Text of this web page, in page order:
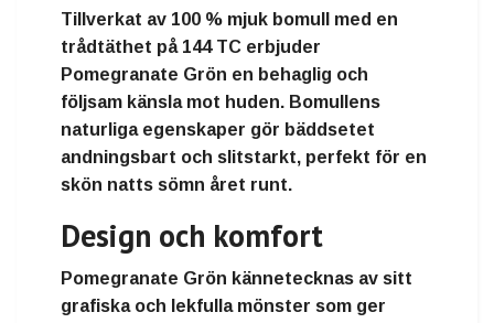
Tillverkat av 100 % mjuk bomull med en
trådtäthet på 144 TC erbjuder
Pomegranate Grön en behaglig och
följsam känsla mot huden. Bomullens
naturliga egenskaper gör bäddsetet
andningsbart och slitstarkt, perfekt för en
skön natts sömn året runt.
Design och komfort
Pomegranate Grön kännetecknas av sitt
grafiska och lekfulla mönster som ger